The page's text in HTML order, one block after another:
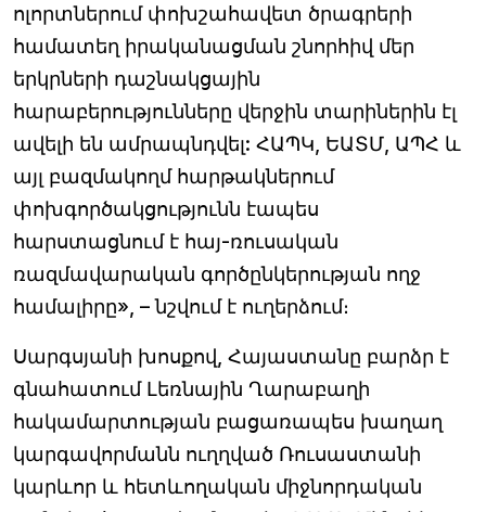
ոլորտներում փոխշահավետ ծրագրերի
համատեղ իրականացման շնորհիվ մեր
երկրների դաշնակցային
հարաբերությունները վերջին տարիներին էլ
ավելի են ամրապնդվել: ՀԱՊԿ, ԵԱՏՄ, ԱՊՀ և
այլ բազմակողմ հարթակներում
փոխգործակցությունն էապես
հարստացնում է հայ-ռուսական
ռազմավարական գործընկերության ողջ
համալիրը», – նշվում է ուղերձում։
Սարգսյանի խոսքով, Հայաստանը բարձր է
գնահատում Լեռնային Ղարաբաղի
հակամարտության բացառապես խաղաղ
կարգավորմանն ուղղված Ռուսաստանի
կարևոր և հետևողական միջնորդական